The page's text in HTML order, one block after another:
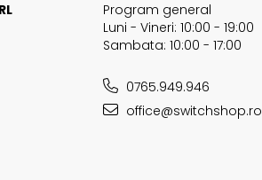
Program general
Luni - Vineri: 10:00 - 19:00
Sambata: 10:00 - 17:00
0765.949.946
office@switchshop.ro